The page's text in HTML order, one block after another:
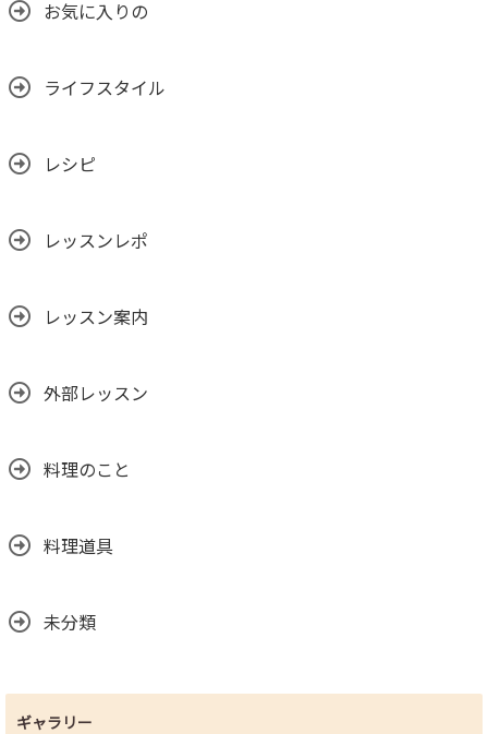
お気に入りの
ライフスタイル
レシピ
レッスンレポ
レッスン案内
外部レッスン
料理のこと
料理道具
未分類
ギャラリー